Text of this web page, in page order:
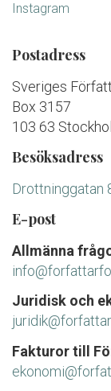
Instagram
Postadress
Sveriges
Box 3157
103 63
Besöksadress
Drottninggatan
E-post
Allmänna
Juridisk och
Fakturor till